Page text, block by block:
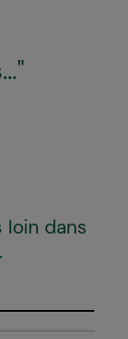
loin dans